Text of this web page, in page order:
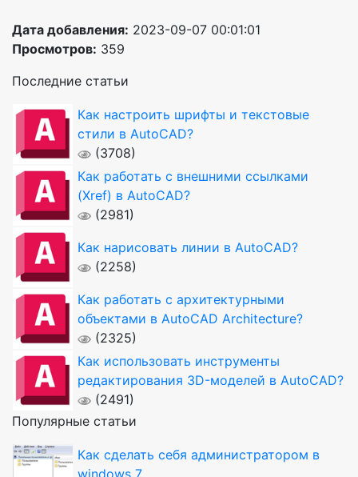
Дата добавления: 2023-09-07 00:01:01
Просмотров: 359
Последние статьи
Как настроить шрифты и текстовые
стили в AutoCAD?
(3708)
Как работать с внешними ссылками
(Xref) в AutoCAD?
(2981)
Как нарисовать линии в AutoCAD?
(2258)
Как работать с архитектурными
объектами в AutoCAD Architecture?
(2325)
Как использовать инструменты
редактирования 3D-моделей в AutoCAD?
(2491)
Популярные статьи
Как сделать себя администратором в
windows 7